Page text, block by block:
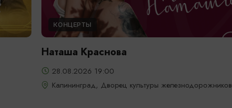
КОНЦЕРТЫ
Наташа Краснова
28.08.2026 19:00
Калининград, Дворец культуры железнодорожников